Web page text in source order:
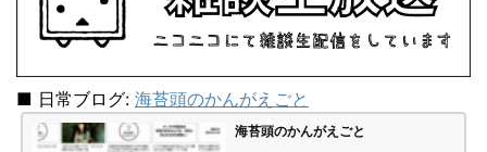
■ 日常ブログ: 海苔頭のかんがえごと
海苔頭のかんがえごと